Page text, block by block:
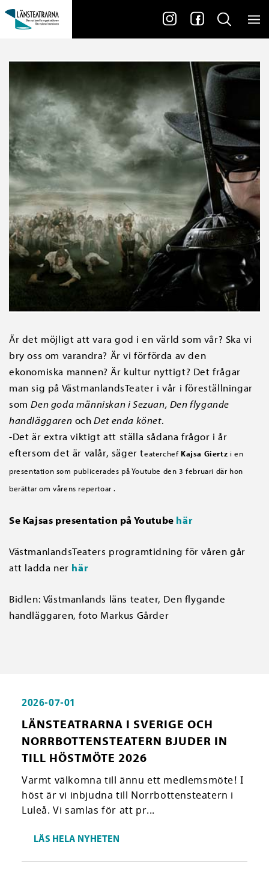
Är det möjligt att vara god i en värld som vår? Ska vi
bry oss om varandra? Är vi förförda av den
ekonomiska mannen? Är kultur nyttigt? Det frågar
man sig på VästmanlandsTeater i vår i föreställningar
somDen goda människan i Sezuan, Den flygande
handläggaren ochDet enda könet.
-Det är extra viktigt att ställa sådana frågor i år
eftersom det är valår, säger teaterchefKajsa Giertz i en
presentation som publicerades på Youtube den 3 februari där hon
berättar om vårens repertoar .
Se Kajsas presentation på Youtube här
VästmanlandsTeaters programtidning för våren går
att ladda ner här
Bidlen: Västmanlands läns teater, Den flygande
handläggaren, foto Markus Gårder
2026-07-01
LÄNSTEATRARNA I SVERIGE OCH
NORRBOTTENSTEATERN BJUDER IN
TILL HÖSTMÖTE 2026
Varmt välkomna till ännu ett medlemsmöte! I
höst är vi inbjudna till Norrbottensteatern i
Luleå. Vi samlas för att pr...
LÄS HELA NYHETEN